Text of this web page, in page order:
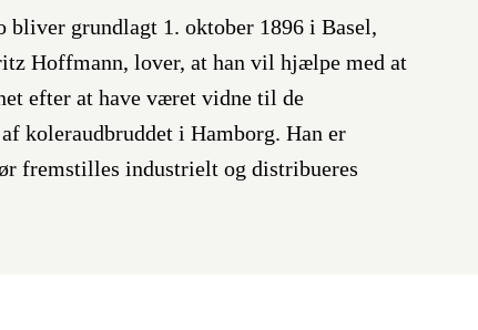
bliver grundlagt 1. oktober 1896 i Basel,
Hoffmann, lover, at han vil hjælpe med at
efter at have været vidne til de
koleraudbruddet i Hamborg. Han er
fremstilles industrielt og distribueres